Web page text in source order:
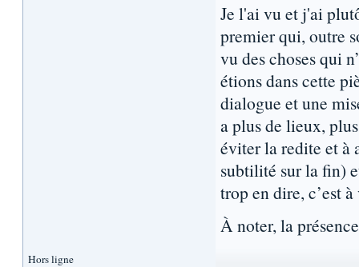
Je l'ai vu et j'ai
premier qui, outre
vu des choses qui
étions dans cette
dialogue et une
a plus de lieux,
éviter la redite et à
subtilité sur la fin)
trop en dire, c’est
À noter, la
Hors ligne